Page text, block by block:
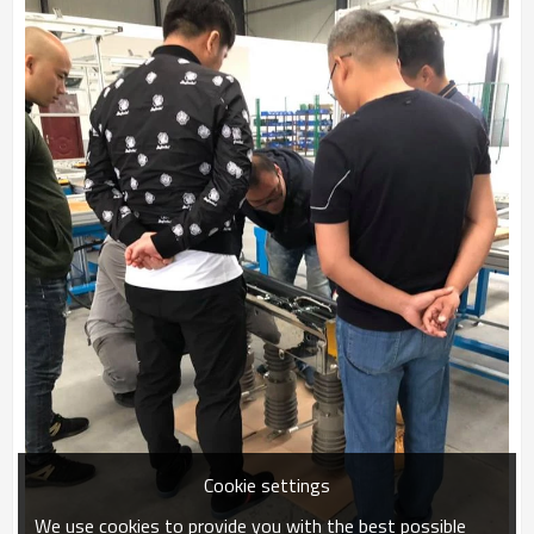
Cookie settings
We use cookies to provide you with the best possible